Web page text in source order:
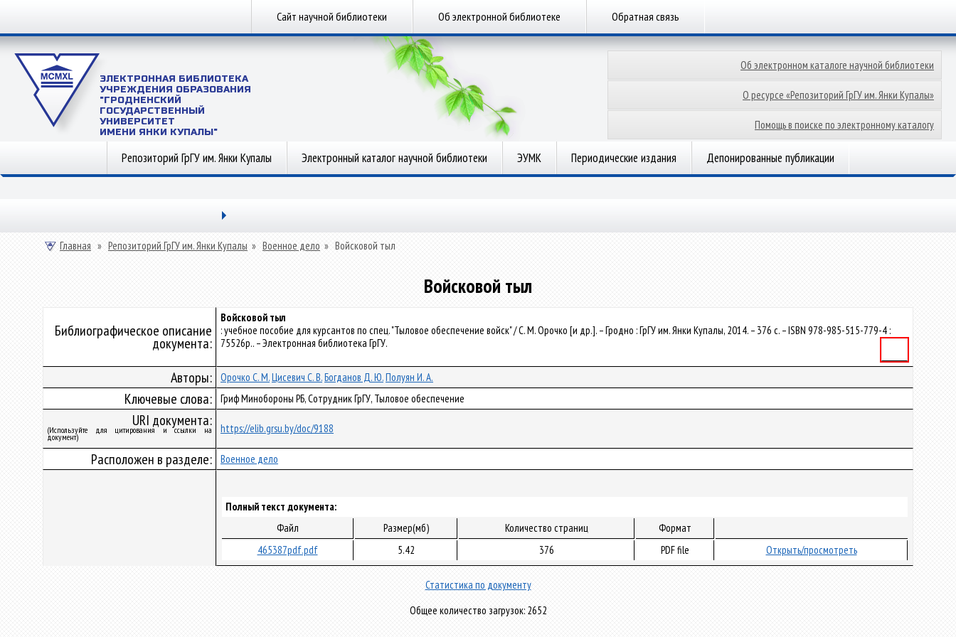
Сайт научной библиотеки Об электронной библиотеке Обратная связь
ЭЛЕКТРОННАЯ БИБЛИОТЕКА
УЧРЕЖДЕНИЯ ОБРАЗОВАНИЯ
"ГРОДНЕНСКИЙ
ГОСУДАРСТВЕННЫЙ
УНИВЕРСИТЕТ
ИМЕНИ ЯНКИ КУПАЛЫ"
Об электронном каталоге научной библиотеки
О ресурсе «Репозиторий ГрГУ им. Янки Купалы»
Помощь в поиске по электронному каталогу
Репозиторий ГрГУ им. Янки Купалы Электронный каталог научной библиотеки ЭУМК Периодические издания Депонированные публикации
Главная » Репозиторий ГрГУ им. Янки Купалы » Военное дело » Войсковой тыл
Войсковой тыл
Библиографическое описание
документа:
Войсковой тыл
: учебное пособие для курсантов по спец. "Тыловое обеспечение войск" / С. М. Орочко [и др.]. – Гродно : ГрГУ им. Янки Купалы, 2014. – 376 с. – ISBN 978-985-515-779-4 :
75526р.. – Электронная библиотека ГрГУ.
Авторы: Орочко С. М.Цисевич С. В.Богданов Д. Ю.Полуян И. А.
Ключевые слова: Гриф Минобороны РБ, Сотрудник ГрГУ, Тыловое обеспечение
URI документа:
(Используйте для цитирования и ссылки на
документ)
https://elib.grsu.by/doc/9188
Расположен в разделе: Военное дело
Полный текст документа:
Файл
Размер(мб) Количество страниц
Формат
465387pdf.pdf
5.42 376 PDF file Открыть/просмотреть
Статистика по документу
Общее количество загрузок: 2652